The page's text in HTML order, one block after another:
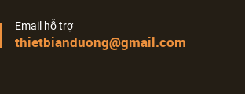
Email hỗ trợ
thietbianduong@gmail.com